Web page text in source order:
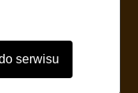
serwisu